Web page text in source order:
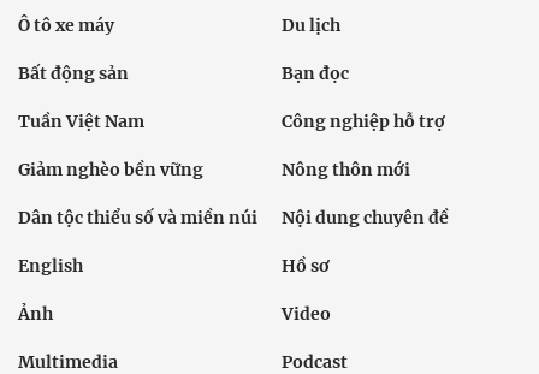
Ô tô xe máy Du lịch
Bất động sản Bạn đọc
Tuần Việt Nam Công nghiệp hỗ trợ
Giảm nghèo bền vững Nông thôn mới
Dân tộc thiểu số và miền núi Nội dung chuyên đề
English Hồ sơ
Ảnh Video
Multimedia Podcast